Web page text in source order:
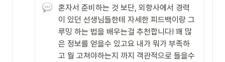
혼자서 준비하는 것 보단, 외항사에서 경력
이 있던 선생님들한테 자세한 피드백이랑 그
루밍 하는 법을 배우는걸 추천합니다! 꽤 많
은 정보를 얻을수 있고요 내가 뭐가 부족하
고 뭘 고쳐야하는지 까지 객관적으로 들을수